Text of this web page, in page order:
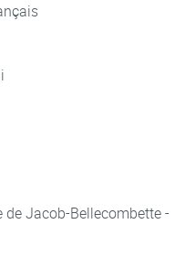
Jacob-Bellecombette -